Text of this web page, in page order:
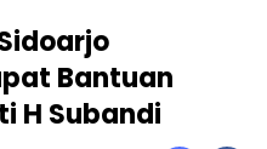
Bantuan
H Subandi